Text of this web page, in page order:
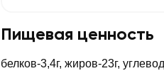
Пищевая ценность
белков-3,4г, жиров-23г,